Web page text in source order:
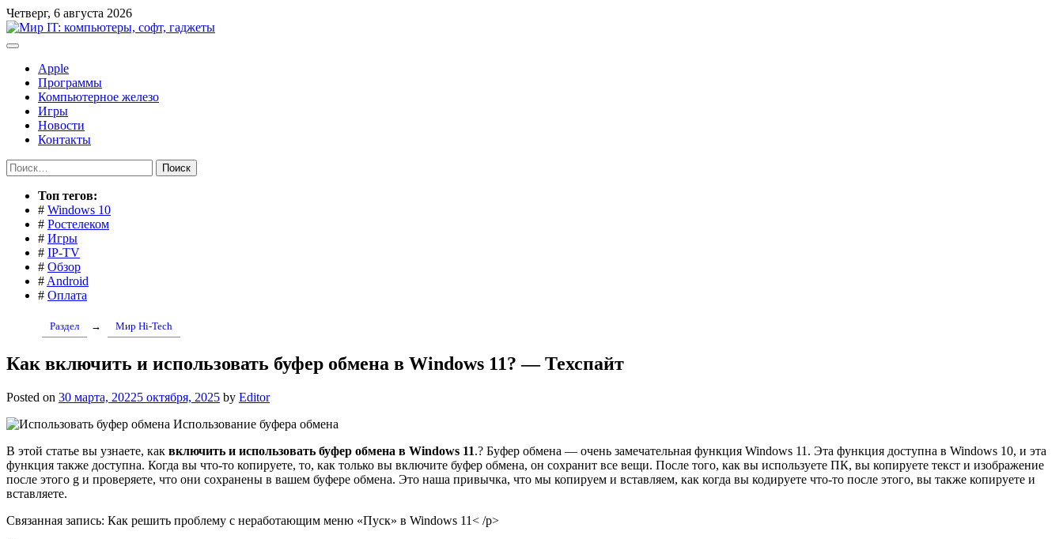
Перейти
к
содержимому
Четверг, 6 августа 2026
Apple
Программы
Компьютерное железо
Игры
Новости
Контакты
Найти:
Toп тегов:
# Windows 10
# Ростелеком
# Игры
# IP-TV
# Обзор
# Android
# Оплата
Раздел → Мир Hi-Tech
Как включить и использовать буфер обмена в Windows 11? — Техспайт
Posted on 30 марта, 20225 октября, 2025 by Editor
Использование буфера обмена
В этой статье вы узнаете, как включить и использовать буфер обмена в Windows 11.? Буфер обмена — очень замечательная функция Windows 11. Эта функция доступна в Windows 10, и эта
функция также доступна. Когда вы что-то копируете, то, как только вы включите буфер обмена, он сохранит все вещи. После того, как вы используете ПК, вы копируете текст и изображение
после этого g и проверяете, что они сохранены в вашем буфере обмена. Это наша привычка, что мы копируем и вставляем, как когда вы кодируете что-то после этого, вы также копируете и
вставляете.
Связанная запись: Как решить проблему с неработающим меню «Пуск» в Windows 11< /p>